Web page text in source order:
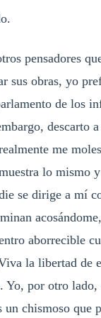
pensadores
sus obras, yo
de los
descarto
me
lo mismo
se dirige a mí
aborrecible
la libertad de
Yo, por otro lado,
un chismoso que